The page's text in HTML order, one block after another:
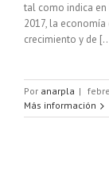
tal como indica
2017, la
crecimiento y de
Por anarpla |
Más información